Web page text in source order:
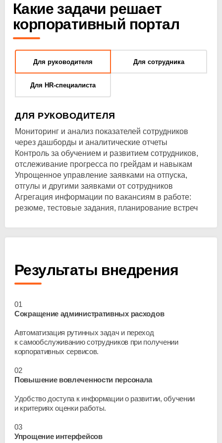
Какие задачи решает
корпоративный портал
Для руководителя Для сотрудника
Для HR-специалиста
ДЛЯ РУКОВОДИТЕЛЯ
Мониторинг и анализ показателей сотрудников
через дашборды и аналитические отчеты
Контроль за обучением и развитием сотрудников,
отслеживание прогресса по грейдам и навыкам
Упрощенное управление заявками на отпуска,
отгулы и другими заявками от сотрудников
Агрегация информации по вакансиям в работе:
резюме, тестовые задания, планирование встреч
Результаты внедрения
01
Сокращение административных расходов
Автоматизация рутинных задач и переход
к самообслуживанию сотрудников при получении
корпоративных сервисов.
02
Повышение вовлеченности персонала
Удобство доступа к информации о развитии, обучении
и критериях оценки работы.
03
Упрощение интерфейсов